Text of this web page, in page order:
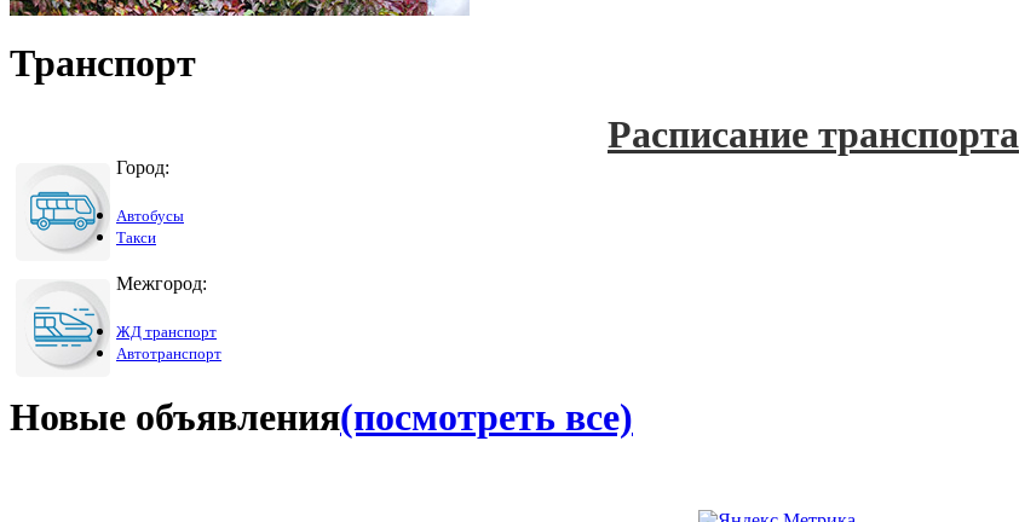
Транспорт
Расписание транспорта
Город:
Автобусы
Такси
Межгород:
ЖД транспорт
Автотранспорт
Новые объявления(посмотреть все)